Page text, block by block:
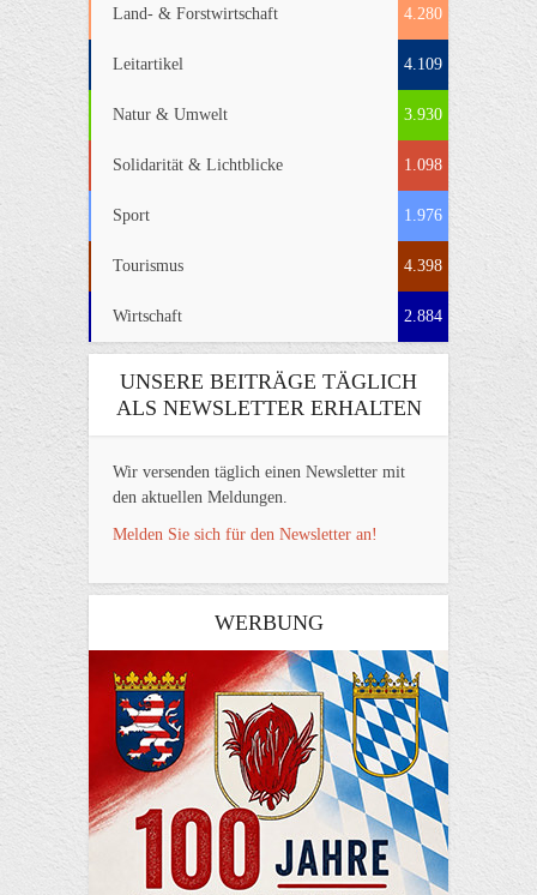
Land- & Forstwirtschaft 4.280
Leitartikel 4.109
Natur & Umwelt 3.930
Solidarität & Lichtblicke 1.098
Sport 1.976
Tourismus 4.398
Wirtschaft 2.884
UNSERE BEITRÄGE TÄGLICH
ALS NEWSLETTER ERHALTEN
Wir versenden täglich einen Newsletter mit
den aktuellen Meldungen.
Melden Sie sich für den Newsletter an!
WERBUNG